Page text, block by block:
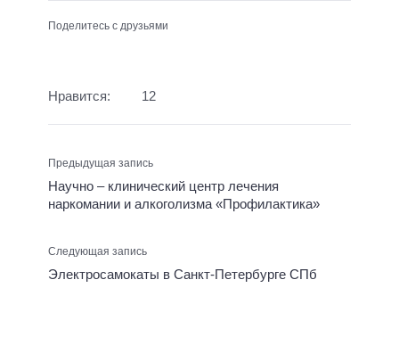
Поделитесь с друзьями
Нравится: 12
Предыдущая запись
Научно – клинический центр лечения
наркомании и алкоголизма «Профилактика»
Следующая запись
Электросамокаты в Санкт-Петербурге СПб